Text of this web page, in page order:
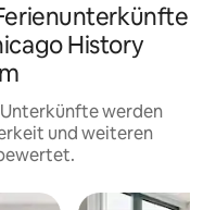
History
Unterkünfte werden
und weiteren